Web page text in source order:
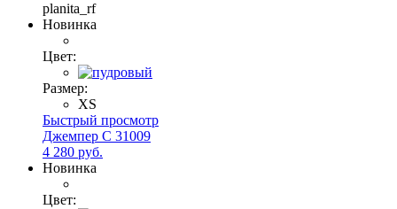
planita_rf
Новинка
Цвет:
Размер:
XS
Быстрый просмотр
Джемпер С 31009
4 280 руб.
Новинка
Цвет: